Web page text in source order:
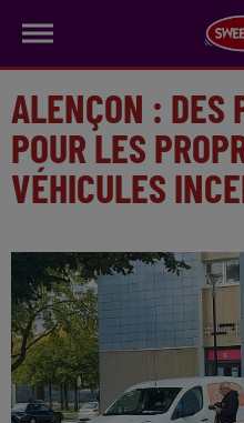
ALENÇON : DES
POUR LES
VÉHICULES